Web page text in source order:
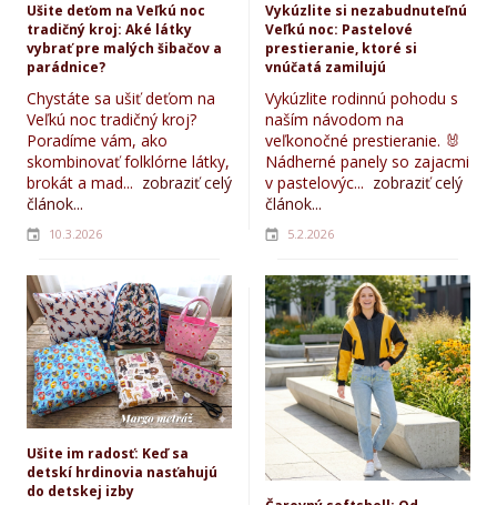
Ušite deťom na Veľkú noc
tradičný kroj: Aké látky
vybrať pre malých šibačov a
parádnice?
Chystáte sa ušiť deťom na
Veľkú noc tradičný kroj?
Poradíme vám, ako
skombinovať folklórne látky,
brokát a mad... zobraziť celý
článok...
10.3.2026
Vykúzlite si nezabudnuteľnú
Veľkú noc: Pastelové
prestieranie, ktoré si
vnúčatá zamilujú
Vykúzlite rodinnú pohodu s
naším návodom na
veľkonočné prestieranie. 🐰
Nádherné panely so zajacmi
v pastelovýc... zobraziť celý
článok...
5.2.2026
Ušite im radosť: Keď sa
detskí hrdinovia nasťahujú
do detskej izby